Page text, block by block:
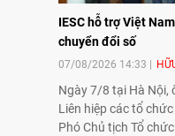
IESC hỗ trợ Việt
chuyển đổi số
07/08/2026 14:33
Ngày 7/8 tại Hà Nội,
Liên hiệp các tổ
Phó Chủ tịch Tổ